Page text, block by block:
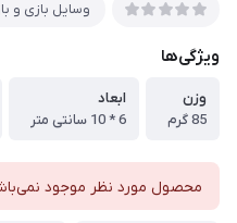
وسایل بازی و
ویژگی‌ها
وزن
85 گرم
ابعاد
6 * 10 سانتی متر
محصول مورد نظر موجود